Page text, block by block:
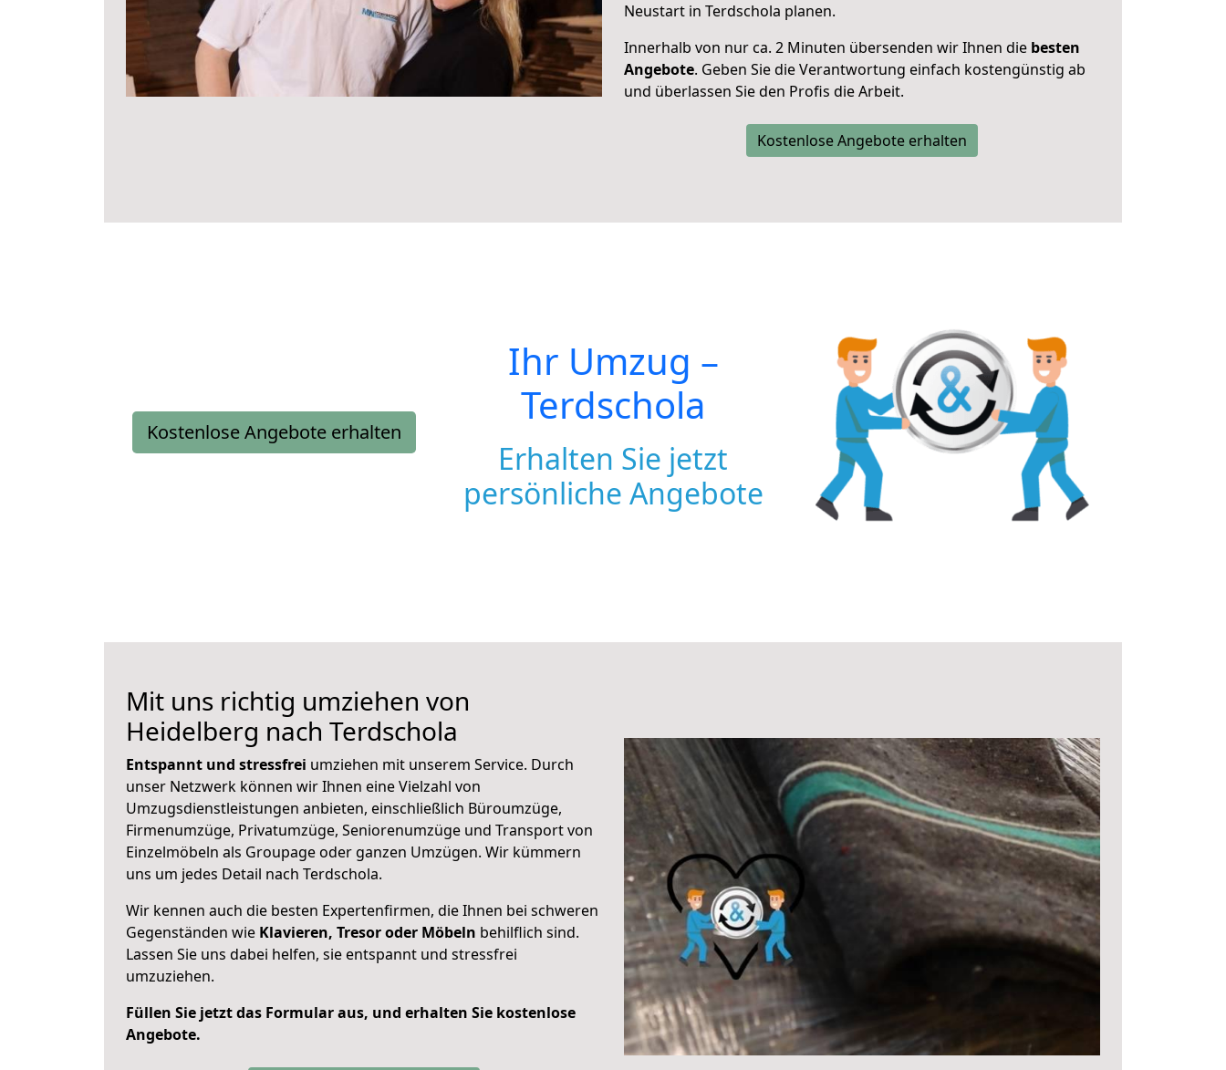
Neustart in Terdschola planen.
Innerhalb von nur ca. 2 Minuten übersenden wir Ihnen die besten
Angebote. Geben Sie die Verantwortung einfach kostengünstig ab
und überlassen Sie den Profis die Arbeit.
Kostenlose Angebote erhalten
Kostenlose Angebote erhalten
Ihr Umzug –
Terdschola
Erhalten Sie jetzt
persönliche Angebote
Mit uns richtig umziehen von
Heidelberg nach Terdschola
Entspannt und stressfrei umziehen mit unserem Service. Durch
unser Netzwerk können wir Ihnen eine Vielzahl von
Umzugsdienstleistungen anbieten, einschließlich Büroumzüge,
Firmenumzüge, Privatumzüge, Seniorenumzüge und Transport von
Einzelmöbeln als Groupage oder ganzen Umzügen. Wir kümmern
uns um jedes Detail nach Terdschola.
Wir kennen auch die besten Expertenfirmen, die Ihnen bei schweren
Gegenständen wie Klavieren, Tresor oder Möbeln behilflich sind.
Lassen Sie uns dabei helfen, sie entspannt und stressfrei
umzuziehen.
Füllen Sie jetzt das Formular aus, und erhalten Sie kostenlose
Angebote.